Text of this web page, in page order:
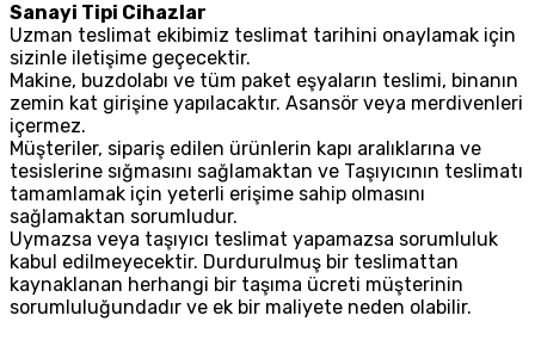
Sanayi Tipi Cihazlar
Uzman teslimat ekibimiz teslimat tarihini onaylamak için
sizinle iletişime geçecektir.
Makine, buzdolabı ve tüm paket eşyaların teslimi, binanın
zemin kat girişine yapılacaktır. Asansör veya merdivenleri
içermez.
Müşteriler, sipariş edilen ürünlerin kapı aralıklarına ve
tesislerine sığmasını sağlamaktan ve Taşıyıcının teslimatı
tamamlamak için yeterli erişime sahip olmasını
sağlamaktan sorumludur.
Uymazsa veya taşıyıcı teslimat yapamazsa sorumluluk
kabul edilmeyecektir. Durdurulmuş bir teslimattan
kaynaklanan herhangi bir taşıma ücreti müşterinin
sorumluluğundadır ve ek bir maliyete neden olabilir.